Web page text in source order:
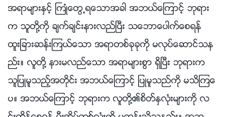
အရာမ်ားႏွင့္ ႀကဳံေတြ႕ရေသာအခါ အဘယ္ေၾကာင့္ ဘုရား
က သူတို႔ကို ခ်က္ခ်င္းနားလည္ၿပီး သေဘာေပါက္ေစရန္
ထူးျခားဆန္းၾကယ္ေသာ အရာတစ္ခုခုကို မလုပ္ေဆာင္သန
ည္း။ လူတို႔ နားမလည္ေသာ အရာမ်ားစြာ ရွိၿပီး ဘုရားက
သူျပဳမူသည့္အတိုင္း အဘယ္ေၾကာင့္ ျပဳမူသည္ကို မသိၾကေ
ပ။ အဘယ္ေၾကာင့္ ဘုရားက လူတို႔၏စိတ္ႏွလုံးမ်ားကို လ